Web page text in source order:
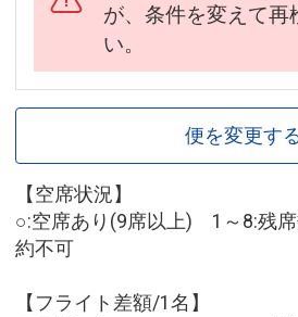
が、条件を変えて再
い。
便を変更す
【空席状況】
○:空席あり(9席以上) 1～8:残
約不可
【フライト差額/1名】